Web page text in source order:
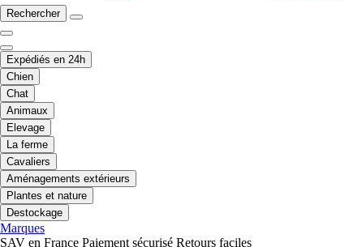
Rechercher
Expédiés en 24h
Chien
Chat
Animaux
Elevage
La ferme
Cavaliers
Aménagements extérieurs
Plantes et nature
Destockage
Marques
SAV en France Paiement sécurisé Retours faciles